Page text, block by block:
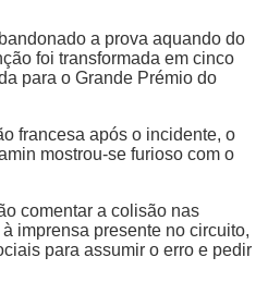
a prova aquando do
foi transformada em cinco
para o Grande Prémio do
francesa após o incidente, o
mostrou-se furioso com o
comentar a colisão nas
imprensa presente no circuito,
para assumir o erro e pedir